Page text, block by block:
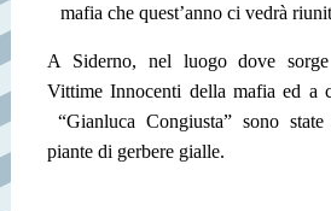
mafia che quest’anno ci vedrà
A Siderno, nel luogo dove
Vittime Innocenti della mafia ed a
“Gianluca Congiusta” sono
piante di gerbere gialle.